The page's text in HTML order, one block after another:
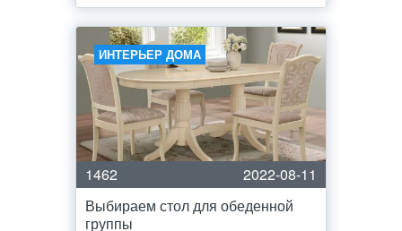
ИНТЕРЬЕР ДОМА
1462
2022-08-11
Выбираем стол для обеденной
группы